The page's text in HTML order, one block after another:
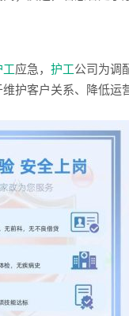
应急， 护工公司为调
护客户关系、降低运